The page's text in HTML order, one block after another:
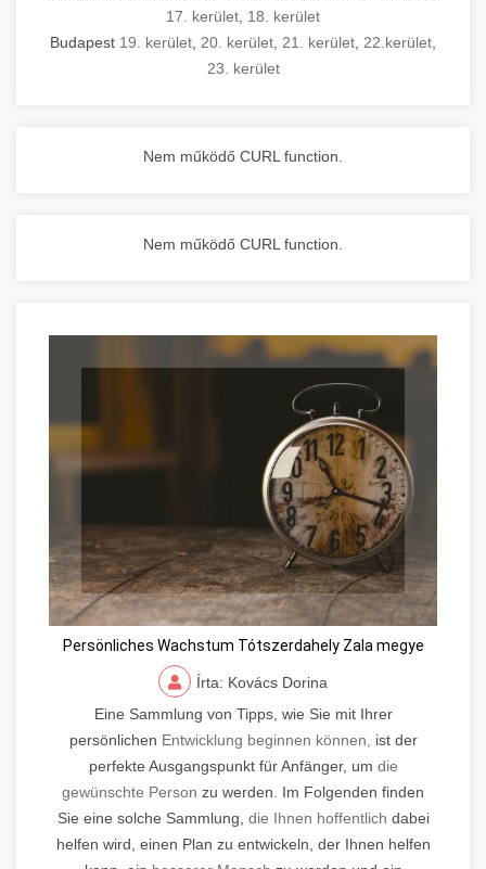
17. kerület 18. kerület
Budapest 19. kerület 20. kerület 21. kerület 22.kerület
23. kerület
Nem működő CURL function.
Nem működő CURL function.
Persönliches Wachstum Tótszerdahely Zala megye
Írta: Kovács Dorina
Eine Sammlung von Tipps, wie Sie mit Ihrer
persönlichen Entwicklung beginnen können, ist der
perfekte Ausgangspunkt für Anfänger, um die
gewünschte Person zu werden. Im Folgenden finden
Sie eine solche Sammlung, die Ihnen hoffentlich dabei
helfen wird, einen Plan zu entwickeln, der Ihnen helfen